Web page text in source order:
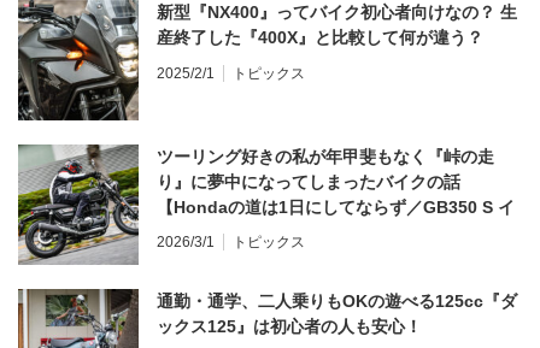
新型『NX400』ってバイク初心者向けなの？ 生
産終了した『400X』と比較して何が違う？
2025/2/1 トピックス
ツーリング好きの私が年甲斐もなく『峠の走
り』に夢中になってしまったバイクの話
【Hondaの道は1日にしてならず／GB350 S イ
ンプレ・レビュー 前編】
2026/3/1 トピックス
通勤・通学、二人乗りもOKの遊べる125cc『ダ
ックス125』は初心者の人も安心！